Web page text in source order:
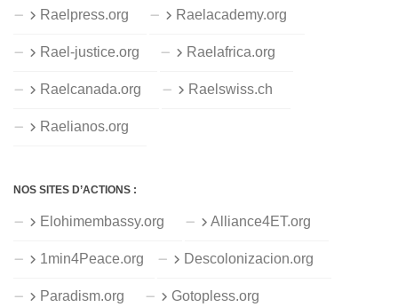
Raelpress.org Raelacademy.org
Rael-justice.org Raelafrica.org
Raelcanada.org Raelswiss.ch
Raelianos.org
NOS SITES D’ACTIONS :
Elohimembassy.org Alliance4ET.org
1min4Peace.org Descolonizacion.org
Paradism.org Gotopless.org